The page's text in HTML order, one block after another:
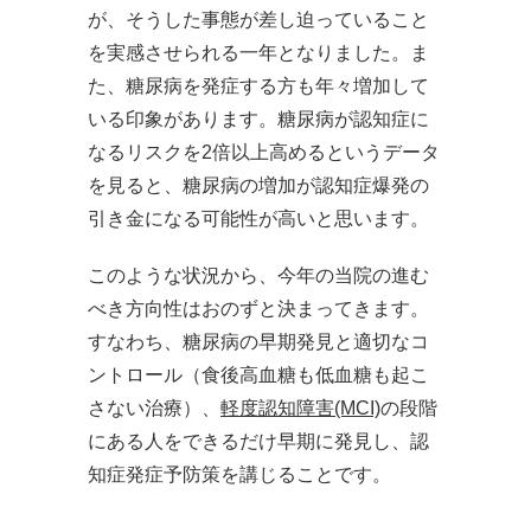
が、そうした事態が差し迫っていること
を実感させられる一年となりました。ま
た、糖尿病を発症する方も年々増加して
いる印象があります。糖尿病が認知症に
なるリスクを2倍以上高めるというデータ
を見ると、糖尿病の増加が認知症爆発の
引き金になる可能性が高いと思います。
このような状況から、今年の当院の進む
べき方向性はおのずと決まってきます。
すなわち、糖尿病の早期発見と適切なコ
ントロール（食後高血糖も低血糖も起こ
さない治療）、 軽度認知障害(MCI)の段階
にある人をできるだけ早期に発見し、認
知症発症予防策を講じることです。